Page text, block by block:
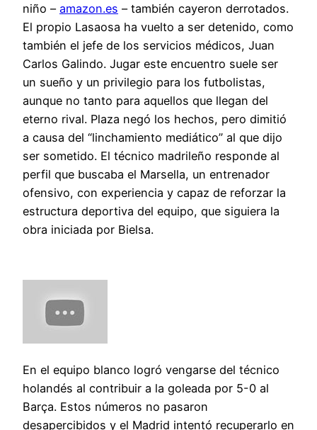
niño – amazon.es – también cayeron derrotados.
El propio Lasaosa ha vuelto a ser detenido, como
también el jefe de los servicios médicos, Juan
Carlos Galindo. Jugar este encuentro suele ser
un sueño y un privilegio para los futbolistas,
aunque no tanto para aquellos que llegan del
eterno rival. Plaza negó los hechos, pero dimitió
a causa del “linchamiento mediático” al que dijo
ser sometido. El técnico madrileño responde al
perfil que buscaba el Marsella, un entrenador
ofensivo, con experiencia y capaz de reforzar la
estructura deportiva del equipo, que siguiera la
obra iniciada por Bielsa.
En el equipo blanco logró vengarse del técnico
holandés al contribuir a la goleada por 5-0 al
Barça. Estos números no pasaron
desapercibidos y el Madrid intentó recuperarlo en